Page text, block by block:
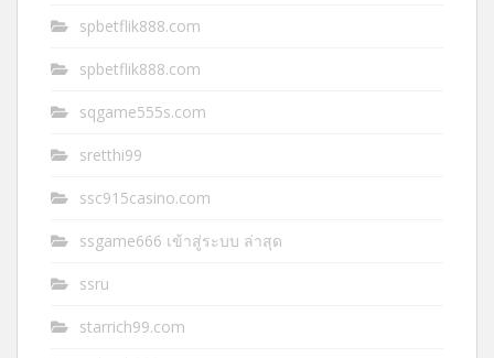
spbetflik888.com
spbetflik888.com
sqgame555s.com
sretthi99
ssc915casino.com
ssgame666 เข้าสู่ระบบ ล่าสุด
ssru
starrich99.com